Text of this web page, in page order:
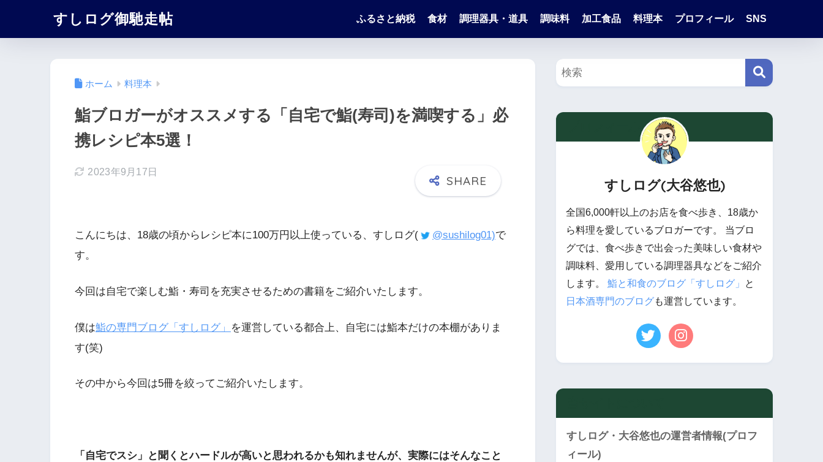
すしログ御馳走帖 ふるさと納税 食材 調理器具・道具 調味料 加工食品 料理本 プロフィール SNS
ホーム 料理本
鮨ブロガーがオススメする「自宅で鮨(寿司)を満喫する」必
携レシピ本5選！
2023年9月17日
こんにちは、18歳の頃からレシピ本に100万円以上使っている、すしログ( @sushilog01)で
す。
今回は自宅で楽しむ鮨・寿司を充実させるための書籍をご紹介いたします。
僕は鮨の専門ブログ「すしログ」
を運営している都合上、自宅には鮨本だけの本棚がありま
す(笑)
その中から今回は5冊を絞ってご紹介いたします。
「自宅でスシ」と聞くとハードルが高いと思われるかも知れませんが、実際にはそんなこと
すしログ(大谷悠也)
全国6,000軒以上のお店を食べ歩き、18歳か
ら料理を愛しているブロガーです。 当ブロ
グでは、食べ歩きで出会った美味しい食材や
調味料、愛用している調理器具などをご紹介
します。 鮨と和食のブログ「すしログ」
と
日本酒専門のブログも運営しています。
すしログ・大谷悠也の運営者情報(プロフ
ィール)